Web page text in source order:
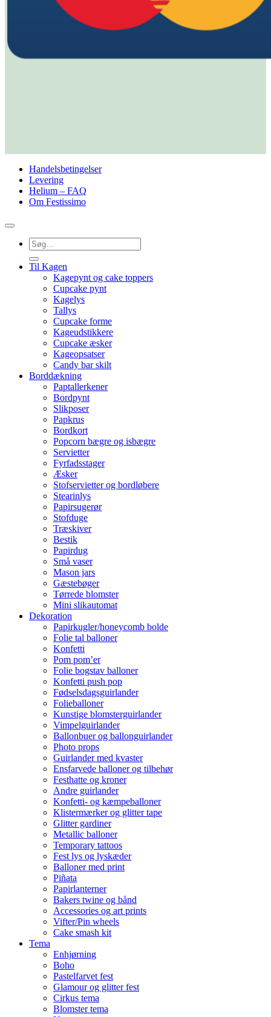
Handelsbetingelser
Levering
Helium – FAQ
Om Festissimo
Søg
efter:
Til Kagen
Kagepynt og cake toppers
Cupcake pynt
Kagelys
Tallys
Cupcake forme
Kageudstikkere
Cupcake æsker
Kageopsatser
Candy bar skilt
Borddækning
Paptallerkener
Bordpynt
Slikposer
Papkrus
Bordkort
Popcorn bægre og isbægre
Servietter
Fyrfadsstager
Æsker
Stofservietter og bordløbere
Stearinlys
Papirsugerør
Stofduge
Træskiver
Bestik
Papirdug
Små vaser
Mason jars
Gæstebøger
Tørrede blomster
Mini slikautomat
Dekoration
Papirkugler/honeycomb bolde
Folie tal balloner
Konfetti
Pom pom’er
Folie bogstav balloner
Konfetti push pop
Fødselsdagsguirlander
Folieballoner
Kunstige blomsterguirlander
Vimpelguirlander
Ballonbuer og ballonguirlander
Photo props
Guirlander med kvaster
Ensfarvede balloner og tilbehør
Festhatte og kroner
Andre guirlander
Konfetti- og kæmpeballoner
Klistermærker og glitter tape
Glitter gardiner
Metallic balloner
Temporary tattoos
Fest lys og lyskæder
Balloner med print
Piñata
Papirlanterner
Bakers twine og bånd
Accessories og art prints
Vifter/Pin wheels
Cake smash kit
Tema
Enhjørning
Boho
Pastelfarvet fest
Glamour og glitter fest
Cirkus tema
Blomster tema